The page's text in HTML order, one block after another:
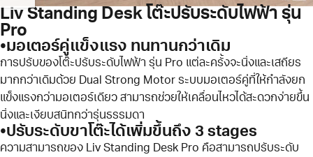
Liv Standing Desk โต๊ะปรับระดับไฟฟ้า รุ่น
Pro
•มอเตอร์คู่แข็งแรง ทนทานกว่าเดิม
การปรับของโต๊ะปรับระดับไฟฟ้า รุ่น Pro แต่ละครั้งจะนิ่งและเสถียร
มากกว่าเดิมด้วย Dual Strong Motor ระบบมอเตอร์คู่ที่ให้กำลังยก
แข็งแรงกว่ามอเตอร์เดียว สามารถช่วยให้เคลื่อนไหวได้สะดวกง่ายขึ้น
นิ่งและเงียบสนิทกว่ารุ่นธรรมดา
•ปรับระดับขาโต๊ะได้เพิ่มขึ้นถึง 3 stages
ความสามารถของ Liv Standing Desk Pro คือสามารถปรับระดับ